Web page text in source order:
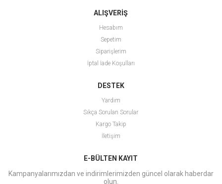
ALIŞVERİŞ
Hesabım
Sepetim
Siparişlerim
İptal İade Koşulları
DESTEK
Yardım
Sıkça Sorulan Sorular
Kargo Takip
İletişim
E-BÜLTEN KAYIT
Kampanyalarımızdan ve indirimlerimizden güncel olarak haberdar
olun.